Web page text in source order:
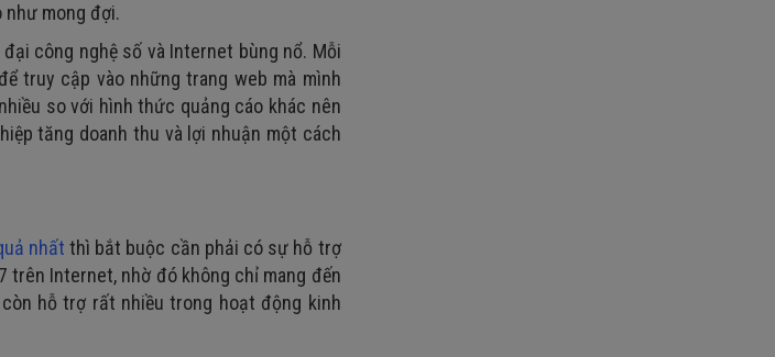
như mong đợi.
công nghệ số và Internet bùng nổ. Mỗi
truy cập vào những trang web mà mình
so với hình thức quảng cáo khác nên
tăng doanh thu và lợi nhuận một cách
nhất thì bắt buộc cần phải có sự hỗ trợ
Internet, nhờ đó không chỉ mang đến
hỗ trợ rất nhiều trong hoạt động kinh